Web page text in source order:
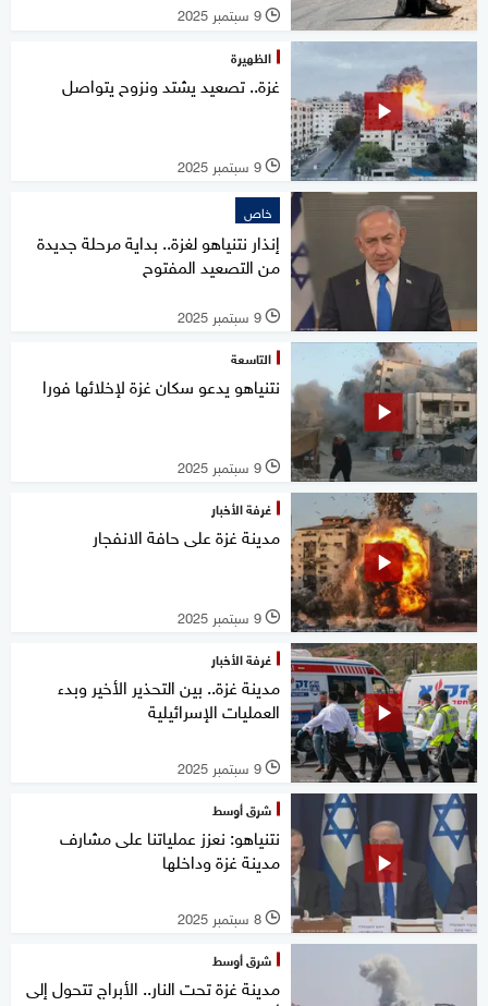
l 9 سبتمبر 2025
الظهيرة
غزة.. تصعيد يشتد ونزوح يتواصل
l 9 سبتمبر 2025
خاص
إنذار نتنياهو لغزة.. بداية مرحلة جديدة
من التصعيد المفتوح
l 9 سبتمبر 2025
التاسعة
نتنياهو يدعو سكان غزة لإخلائها فورا
l 9 سبتمبر 2025
غرفة الأخبار
مدينة غزة على حافة الانفجار
l 9 سبتمبر 2025
غرفة الأخبار
مدينة غزة.. بين التحذير الأخير وبدء
العمليات الإسرائيلية
l 9 سبتمبر 2025
شرق أوسط
نتنياهو: نعزز عملياتنا على مشارف
مدينة غزة وداخلها
l 8 سبتمبر 2025
شرق أوسط
مدينة غزة تحت النار.. الأبراج تتحول إلى